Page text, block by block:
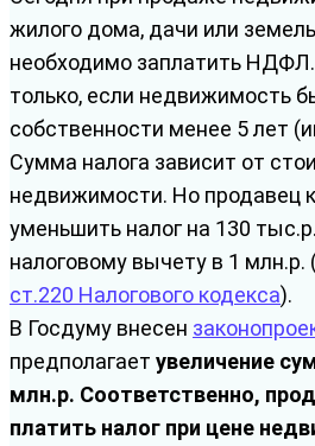
жилого дома, дачи или
необходимо заплатить
только, если недвижимость
собственности менее 5 лет
Сумма налога зависит от
недвижимости. Но продавец
уменьшить налог на 130
налоговому вычету в 1 млн.р.
ст.220 Налогового кодекса).
В Госдуму внесен
предполагает увеличение
млн.р. Соответственно,
платить налог при цене